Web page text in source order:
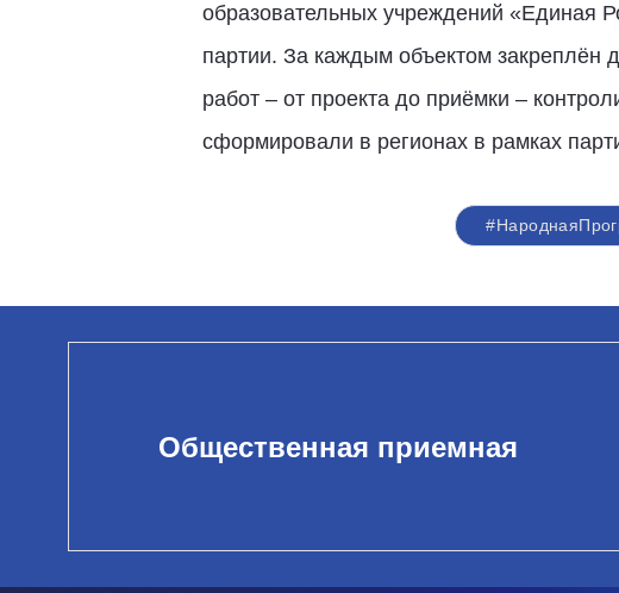
образовательных учреждений «Единая
партии. За каждым объектом закреплён
работ – от проекта до приёмки –
сформировали в регионах в рамках
Общественная приемная